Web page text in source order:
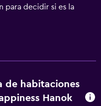
para decidir si es la
de habitaciones
Hanok